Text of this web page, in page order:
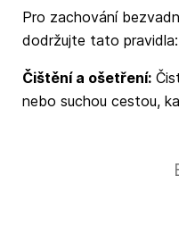
Pro zachování
dodržujte tato pravidla:
Čištění a ošetření:
nebo suchou cestou,